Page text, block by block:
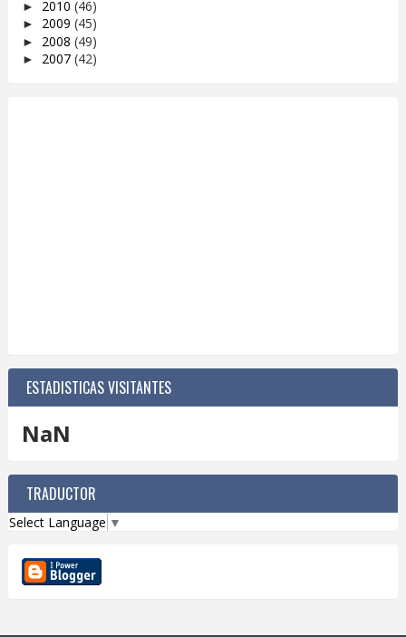
► 2010 (46)
► 2009 (45)
► 2008 (49)
► 2007 (42)
ESTADISTICAS VISITANTES
NaN
TRADUCTOR
Select Language ▼